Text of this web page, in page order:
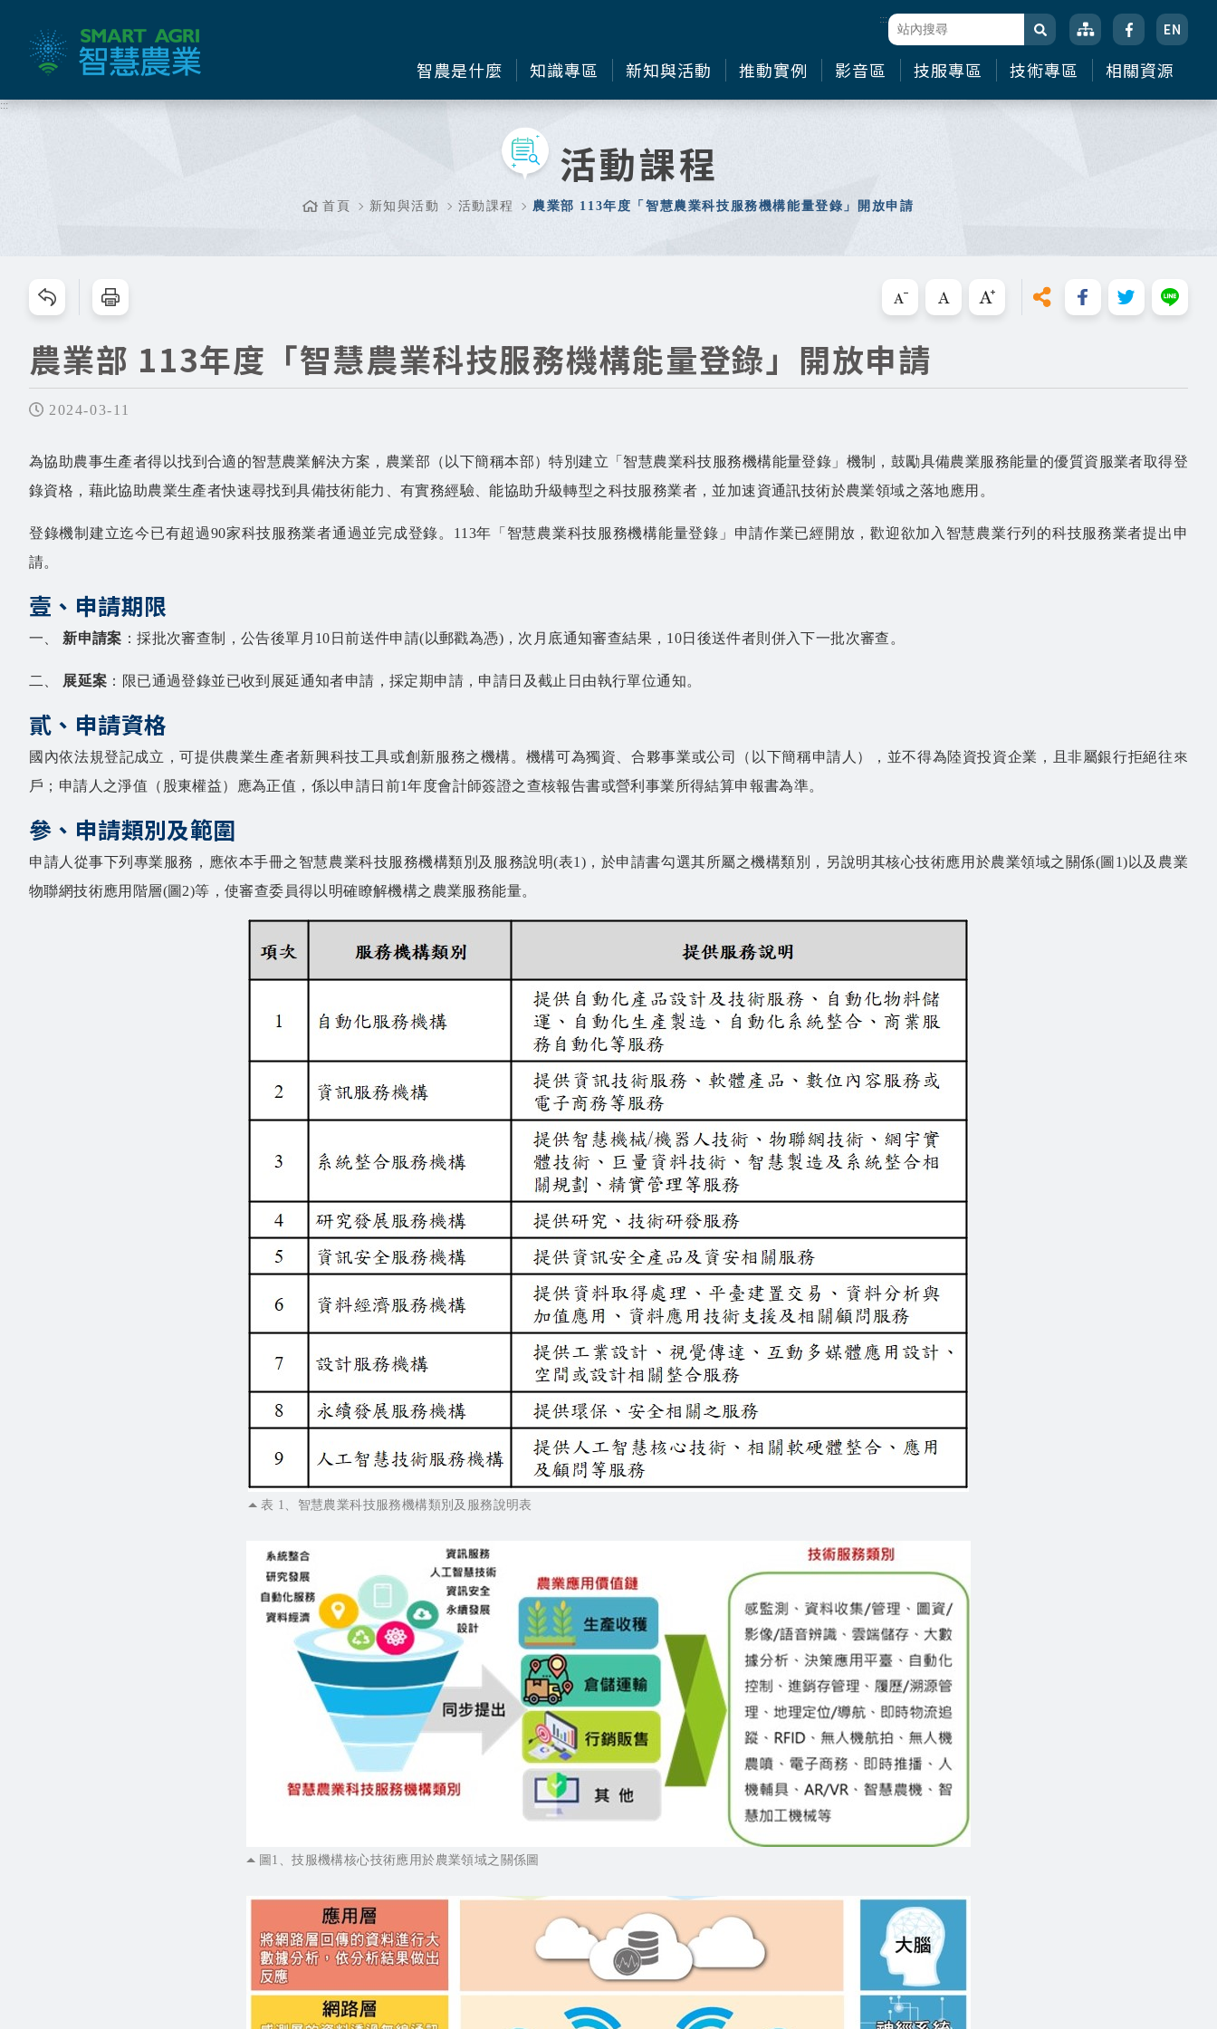
容
:::
站台檢索
智農是什麼 知識專區 新知與活動 推動實例 影音區 技服專區 技術專區 相關資源
:::
活動課程
首頁 新知與活動 活動課程 農業部 113年度「智慧農業科技服務機構能量登錄」開放申請
跳過此工具列請按[Enter]，繼續則按[Tab]
農業部 113年度「智慧農業科技服務機構能量登錄」開放申請
2024-03-11
為協助農事生產者得以找到合適的智慧農業解決方案，農業部（以下簡稱本部）特別建立「智慧農業科技服務機構能量登錄」機制，鼓勵具備農業服務能量的優質資服業者取得登
錄資格，藉此協助農業生產者快速尋找到具備技術能力、有實務經驗、能協助升級轉型之科技服務業者，並加速資通訊技術於農業領域之落地應用。
登錄機制建立迄今已有超過90家科技服務業者通過並完成登錄。113年「智慧農業科技服務機構能量登錄」申請作業已經開放，歡迎欲加入智慧農業行列的科技服務業者提出申
請。
壹、申請期限
一、 新申請案 ：採批次審查制，公告後單月10日前送件申請(以郵戳為憑)，次月底通知審查結果，10日後送件者則併入下一批次審查。
二、 展延案 ：限已通過登錄並已收到展延通知者申請，採定期申請，申請日及截止日由執行單位通知。
貳、申請資格
國內依法規登記成立，可提供農業生產者新興科技工具或創新服務之機構。機構可為獨資、合夥事業或公司（以下簡稱申請人），並不得為陸資投資企業，且非屬銀行拒絕往來
戶；申請人之淨值（股東權益）應為正值，係以申請日前1年度會計師簽證之查核報告書或營利事業所得結算申報書為準。
參、申請類別及範圍
申請人從事下列專業服務，應依本手冊之智慧農業科技服務機構類別及服務說明(表1)，於申請書勾選其所屬之機構類別，另說明其核心技術應用於農業領域之關係(圖1)以及農業
物聯網技術應用階層(圖2)等，使審查委員得以明確瞭解機構之農業服務能量。
表 1、智慧農業科技服務機構類別及服務說明表
圖1、技服機構核心技術應用於農業領域之關係圖